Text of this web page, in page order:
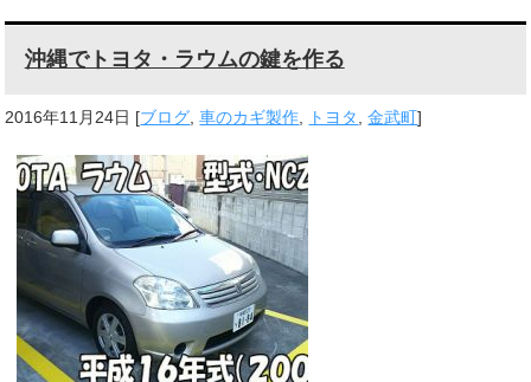
沖縄でトヨタ・ラウムの鍵を作る
2016年11月24日 [ブログ ,車のカギ製作 トヨタ ,金武町]